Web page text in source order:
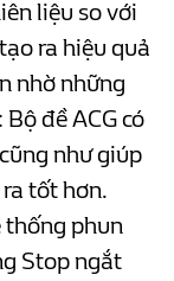
liệu so với
ra hiệu quả
nhờ những
đề ACG có
như giúp
tốt hơn.
thống phun
Stop ngắt